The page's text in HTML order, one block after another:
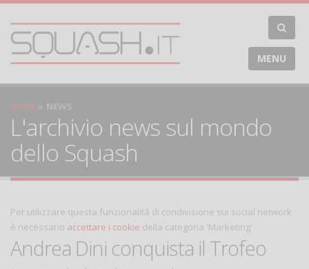
MENU
HOME NEWS
L'archivio news sul mondo
dello Squash
Per utilizzare questa funzionalità di condivisione sui social network
è necessario accettare i cookie della categoria 'Marketing'
Andrea Dini conquista il Trofeo